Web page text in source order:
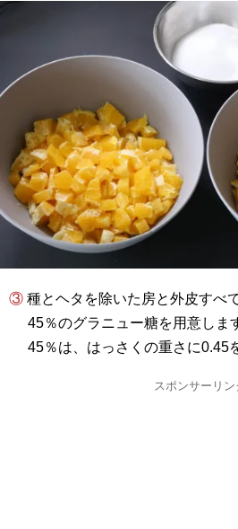
③ 種とヘタを除いた房と外皮すべての重さを量り、その
45％のグラニュー糖を用意しま
45％は、はっさくの重さに0.45
スポンサーリン